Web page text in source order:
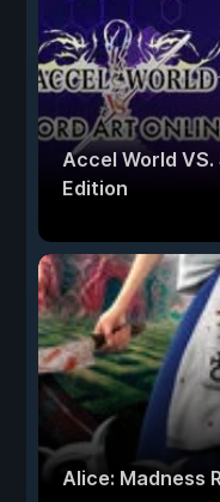
Accel World
Edition
Alice: Madness